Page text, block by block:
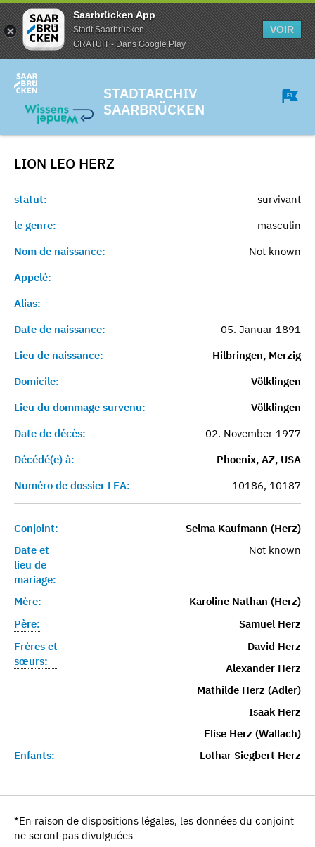
Saarbrücken App
Stadt Saarbrücken
GRATUIT - Dans Google Play
VOIR
STADTARCHIV
SAARBRÜCKEN
LION LEO HERZ
statut:
survivant
le genre:
masculin
Nom de naissance:
Not known
Appelé:
-
Alias:
-
Date de naissance:
05. Januar 1891
Lieu de naissance:
Hilbringen, Merzig
Domicile:
Völklingen
Lieu du dommage survenu:
Völklingen
Date de décès:
02. November 1977
Décédé(e) à:
Phoenix, AZ, USA
Numéro de dossier LEA:
10186, 10187
Conjoint:
Selma Kaufmann (Herz)
Date et
lieu de
mariage:
Not known
Mère:
Karoline Nathan (Herz)
Père:
Samuel Herz
Frères et
sœurs:
David Herz
Alexander Herz
Mathilde Herz (Adler)
Isaak Herz
Elise Herz (Wallach)
Enfants:
Lothar Siegbert Herz
*En raison de dispositions légales, les données du conjoint
ne seront pas divulguées